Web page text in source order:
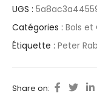
UGS :
Catégories : Bols et
Étiquette : Peter
Share on: